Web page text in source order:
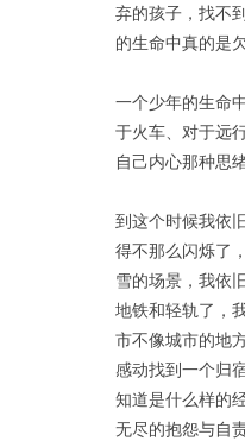
弃的孩子，找不
的生命中真的是
一个少年的生命
于火车、对于远
自己内心那种思
到这个时候我依
得不那么闪烁了
雪的场景，我依
地铁和轻轨了，
市不像城市的地
感动找到一个归
知道是什么样的
无尽的抱怨与自责